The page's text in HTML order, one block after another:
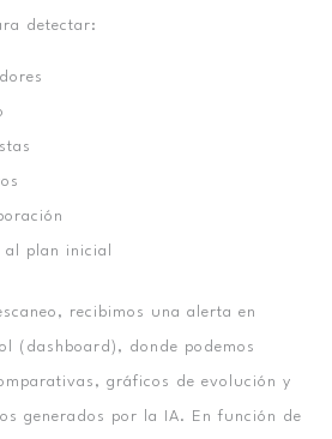
detectar:
al plan inicial
recibimos una alerta en
(dashboard), donde podemos
gráficos de evolución y
generados por la IA. En función de